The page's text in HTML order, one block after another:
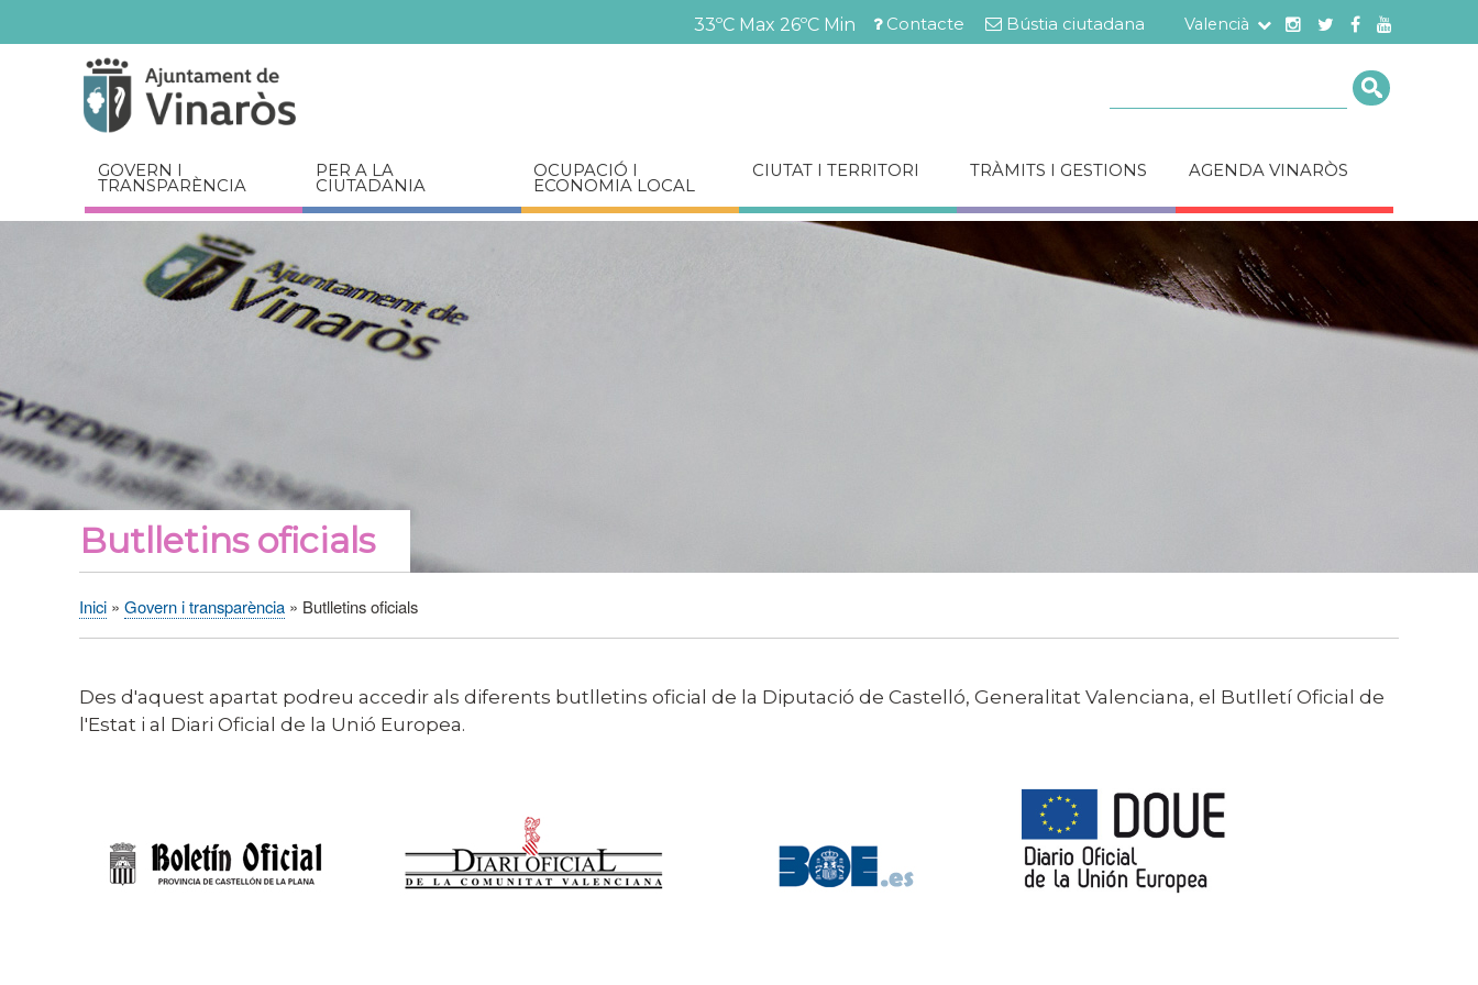
Vés
al
relacionats
Menú
Contacte Bústia ciutadana Valencià
33ºC Max 26ºC Min
GOVERN I
TRANSPARÈNCIA
PER A LA
CIUTADANIA
OCUPACIÓ I
ECONOMIA LOCAL
CIUTAT I TERRITORI TRÀMITS I GESTIONS AGENDA VINARÒS
Butlletins oficials
Fil
Inici Govern i transparència Butlletins oficials
Des d'aquest apartat podreu accedir als diferents butlletins oficial de la Diputació de Castelló, Generalitat Valenciana, el Butlletí Oficial de
l'Estat i al Diari Oficial de la Unió Europea.